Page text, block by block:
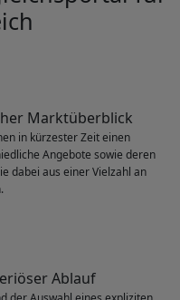
Marktüberblick
in kürzester Zeit einen
Angebote sowie deren
dabei aus einer Vielzahl an
Ablauf